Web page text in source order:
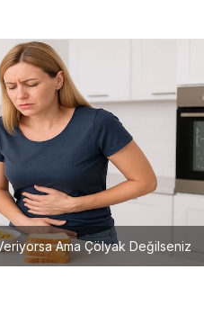
Ama Çölyak Değilseniz